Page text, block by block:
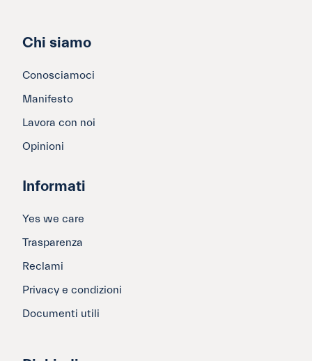
Chi siamo
Conosciamoci
Manifesto
Lavora con noi
Opinioni
Informati
Yes we care
Trasparenza
Reclami
Privacy e condizioni
Documenti utili